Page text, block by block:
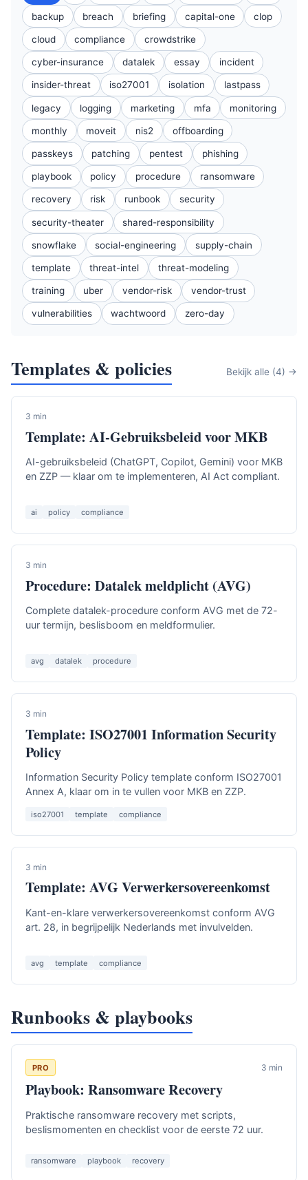
backup breach briefing capital-one clop
cloud compliance crowdstrike
cyber-insurance datalek essay incident
insider-threat iso27001 isolation lastpass
legacy logging marketing mfa monitoring
monthly moveit nis2 offboarding
passkeys patching pentest phishing
playbook policy procedure ransomware
recovery risk runbook security
security-theater shared-responsibility
snowflake social-engineering supply-chain
template threat-intel threat-modeling
training uber vendor-risk vendor-trust
vulnerabilities wachtwoord zero-day
Templates & policies Bekijk alle (4) →
3 min
Template: AI-Gebruiksbeleid voor MKB
AI-gebruiksbeleid (ChatGPT, Copilot, Gemini) voor MKB
en ZZP — klaar om te implementeren, AI Act compliant.
ai policy compliance
3 min
Procedure: Datalek meldplicht (AVG)
Complete datalek-procedure conform AVG met de 72-
uur termijn, beslisboom en meldformulier.
avg datalek procedure
3 min
Template: ISO27001 Information Security
Policy
Information Security Policy template conform ISO27001
Annex A, klaar om in te vullen voor MKB en ZZP.
iso27001 template compliance
3 min
Template: AVG Verwerkersovereenkomst
Kant-en-klare verwerkersovereenkomst conform AVG
art. 28, in begrijpelijk Nederlands met invulvelden.
avg template compliance
Runbooks & playbooks
PRO 3 min
Playbook: Ransomware Recovery
Praktische ransomware recovery met scripts,
beslismomenten en checklist voor de eerste 72 uur.
ransomware playbook recovery